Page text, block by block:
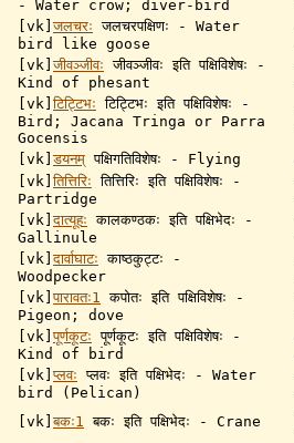
- Water crow; diver-bird
[vk]जलचरः जलचरपक्षिणः - Water
bird like goose
[vk]जीवञ्जीवः जीवञ्जीवः इति पक्षिविशेषः -
Kind of phesant
[vk]टिट्टिभः टिट्टिभः इति पक्षिविशेषः -
Bird; Jacana Tringa or Parra
Gocensis
[vk]डयनम् पक्षिगतिविशेषः - Flying
[vk]तित्तिरिः तित्तिरिः इति पक्षिविशेषः -
Partridge
[vk]दात्यूहः कालकण्ठकः इति पक्षिभेदः -
Gallinule
[vk]दार्वाघाटः काष्ठकुट्टः -
Woodpecker
[vk]पारावतः1 कपोतः इति पक्षिविशेषः -
Pigeon; dove
[vk]पूर्णकूटः पूर्णकूटः इति पक्षिविशेषः -
Kind of bird
[vk]प्लवः प्लवः इति पक्षिभेदः - Water
bird (Pelican)
[vk]बकः1 बकः इति पक्षिभेदः - Crane